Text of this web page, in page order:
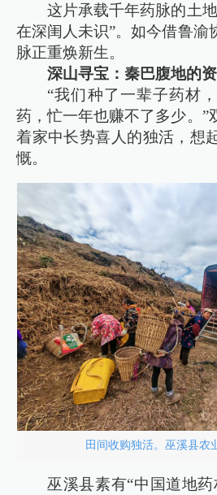
这片承载千年药脉的土
在深闺人未识”。如今借鲁渝
脉正重焕新生。
深山寻宝：秦巴腹地的
“我们种了一辈子药材
药，忙一年也赚不了多少。”
着家中长势喜人的独活，想
慨。
田间收购独活。巫溪县农
巫溪县素有“中国道地